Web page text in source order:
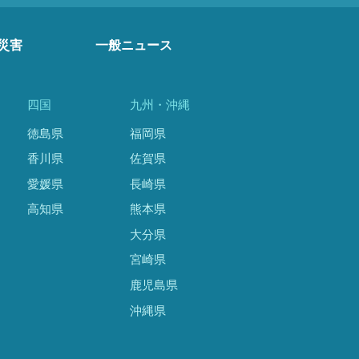
害 一般ニュース
四国
徳島県
香川県
愛媛県
高知県
九州・沖縄
福岡県
佐賀県
長崎県
熊本県
大分県
宮崎県
鹿児島県
沖縄県